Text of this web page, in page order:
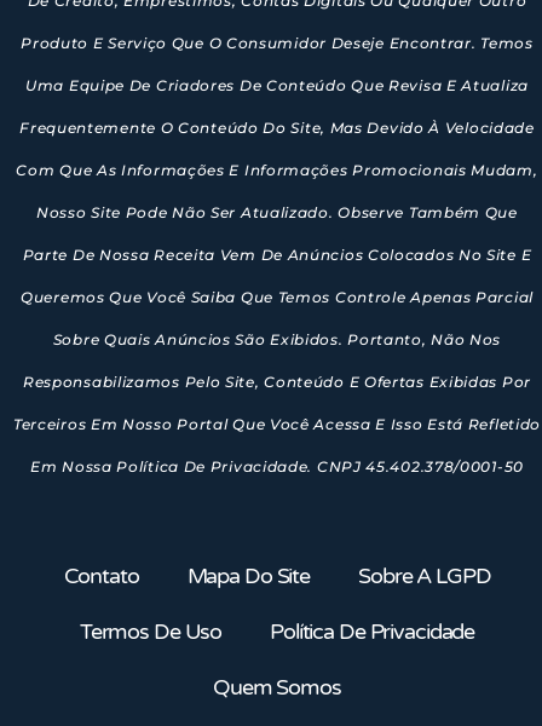
Produto E Serviço Que O Consumidor Deseje Encontrar. Temos
Uma Equipe De Criadores De Conteúdo Que Revisa E Atualiza
Frequentemente O Conteúdo Do Site, Mas Devido À Velocidade
Com Que As Informações E Informações Promocionais Mudam,
Nosso Site Pode Não Ser Atualizado. Observe Também Que
Parte De Nossa Receita Vem De Anúncios Colocados No Site E
Queremos Que Você Saiba Que Temos Controle Apenas Parcial
Sobre Quais Anúncios São Exibidos. Portanto, Não Nos
Responsabilizamos Pelo Site, Conteúdo E Ofertas Exibidas Por
Terceiros Em Nosso Portal Que Você Acessa E Isso Está Refletido
Em Nossa Política De Privacidade. CNPJ 45.402.378/0001-50
Contato Mapa Do Site Sobre A LGPD
Termos De Uso Política De Privacidade
Quem Somos